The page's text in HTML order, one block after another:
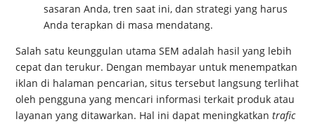
sasaran Anda, tren saat ini, dan strategi yang harus
Anda terapkan di masa mendatang.
Salah satu keunggulan utama SEM adalah hasil yang lebih
cepat dan terukur. Dengan membayar untuk menempatkan
iklan di halaman pencarian, situs tersebut langsung terlihat
oleh pengguna yang mencari informasi terkait produk atau
layanan yang ditawarkan. Hal ini dapat meningkatkantrafic